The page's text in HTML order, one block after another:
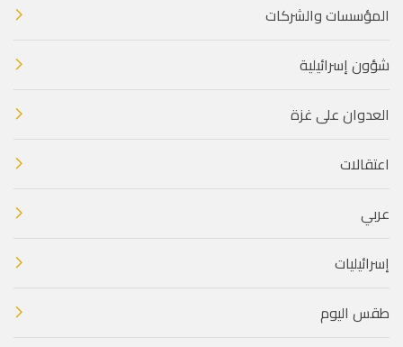
المؤسسات والشركات
شؤون إسرائيلية
العدوان على غزة
اعتقالات
عربي
إسرائيليات
طقس اليوم